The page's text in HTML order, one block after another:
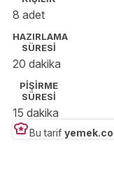
8 adet
HAZIRLAMA
SÜRESİ
20 dakika
PİŞİRME
SÜRESİ
15 dakika
Bu tarif